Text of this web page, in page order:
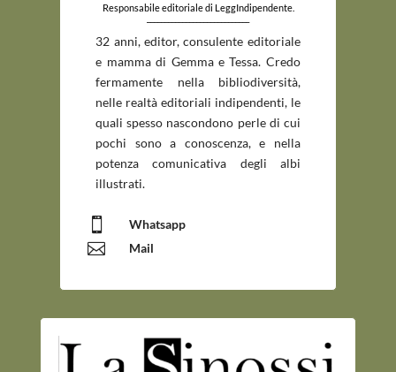
Responsabile editoriale di LeggIndipendente.
_____________________________
32 anni, editor, consulente editoriale
e mamma di Gemma e Tessa. Credo
fermamente nella bibliodiversità,
nelle realtà editoriali indipendenti, le
quali spesso nascondono perle di cui
pochi sono a conoscenza, e nella
potenza comunicativa degli albi
illustrati.
 Whatsapp
 Mail